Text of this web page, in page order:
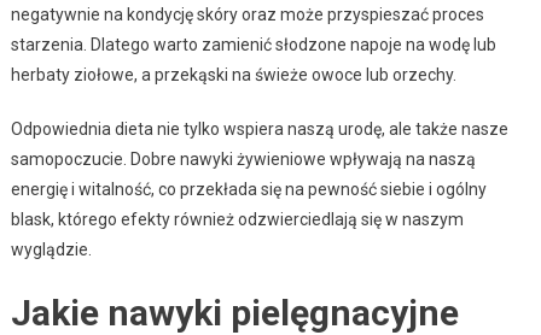
negatywnie na kondycję skóry oraz może przyspieszać proces
starzenia. Dlatego warto zamienić słodzone napoje na wodę lub
herbaty ziołowe, a przekąski na świeże owoce lub orzechy.
Odpowiednia dieta nie tylko wspiera naszą urodę, ale także nasze
samopoczucie. Dobre nawyki żywieniowe wpływają na naszą
energię i witalność, co przekłada się na pewność siebie i ogólny
blask, którego efekty również odzwierciedlają się w naszym
wyglądzie.
Jakie nawyki pielęgnacyjne